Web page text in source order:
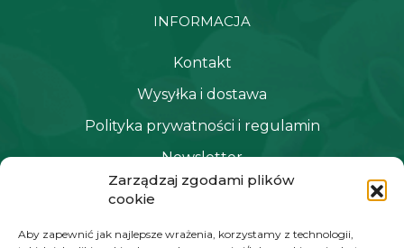
Zarządzaj zgodami plików
cookie
Aby zapewnić jak najlepsze wrażenia, korzystamy z technologii,
INFORMACJA
Kontakt
Wysyłka i dostawa
Polityka prywatności i regulamin
Newsletter